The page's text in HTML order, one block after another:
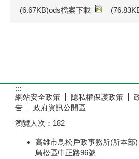
(6.67KB)ods檔案下載
:::
網站安全政策
隱私權保護政策
告
政府資訊公開區
瀏覽人次： 182
高雄市鳥松戶政事務所(所本部
鳥松區中正路96號